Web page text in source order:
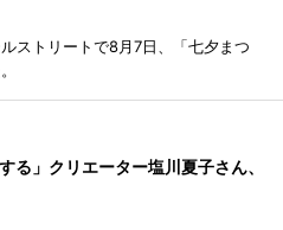
ストリートで8月7日、「七夕まつ
る」クリエーター塩川夏子さん、